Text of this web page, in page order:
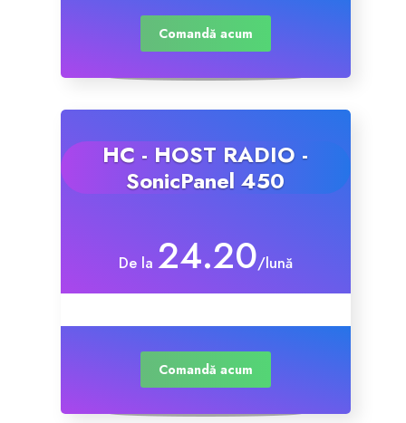
Servere Dedicate
Website Builder
Protecție site
Professional Email
Comandă acum
HC - HOST RADIO -
SonicPanel 450
De la 24.20/lună
Comandă acum